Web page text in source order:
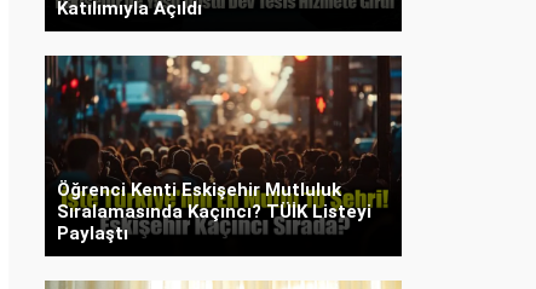
Katılımıyla Açıldı
Öğrenci Kenti Eskişehir Mutluluk
Sıralamasında Kaçıncı? TÜİK Listeyi
Paylaştı